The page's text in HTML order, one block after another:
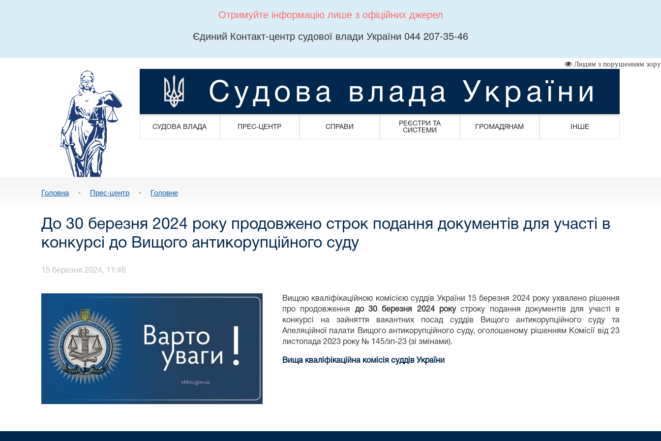
Отримуйте інформацію лише з офіційних джерел
Єдиний Контакт-центр судової влади України 044 207-35-46
Людям з порушенням зору
Судова влада України
СУДОВА ВЛАДА ПРЕС-ЦЕНТР СПРАВИ
РЕЄСТРИ ТА
СИСТЕМИ
ГРОМАДЯНАМ ІНШЕ
Головна • Прес-центр • Головне
До 30 березня 2024 року продовжено строк подання документів для участі в
конкурсі до Вищого антикорупційного суду
15 березня 2024, 11:46
Вищою кваліфікаційною комісією суддів України 15 березня 2024 року ухвалено рішення
про продовження до 30 березня 2024 рокустроку подання документів для участі в
конкурсі на зайняття вакантних посад суддів Вищого антикорупційного суду та
Апеляційної палати Вищого антикорупційного суду, оголошеному рішенням Комісії від 23
листопада 2023 року № 145/зп-23 (зі змінами).
Вища кваліфікаційна комісія суддів України